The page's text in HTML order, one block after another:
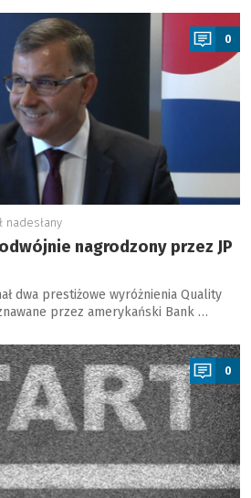
0
nadesłany
nagrodzony przez JP
dwa prestiżowe wyróżnienia Quality
przez amerykański Bank …
0